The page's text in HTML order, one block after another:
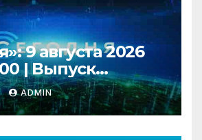
9 августа 2026
| Выпуск
| Новости НТВ
ADMIN